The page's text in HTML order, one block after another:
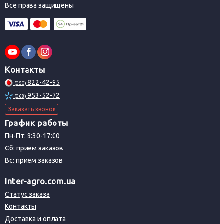
Все права защищены
Контакты
(050) 822-42-95
(068) 953-52-72
Заказать звонок
График работы
Пн-Пт: 8:30-17:00
Сб: прием заказов
Вс: прием заказов
Inter-agro.com.ua
Статус заказа
Контакты
Доставка и оплата